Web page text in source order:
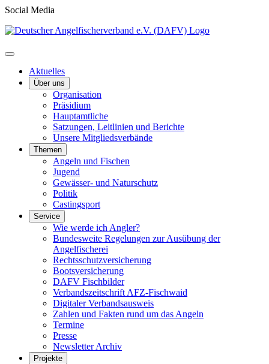
Social Media
Aktuelles
Über uns
Organisation
Präsidium
Hauptamtliche
Satzungen, Leitlinien und Berichte
Unsere Mitgliedsverbände
Themen
Angeln und Fischen
Jugend
Gewässer- und Naturschutz
Politik
Castingsport
Service
Wie werde ich Angler?
Bundesweite Regelungen zur Ausübung der
Angelfischerei
Rechtsschutzversicherung
Bootsversicherung
DAFV Fischbilder
Verbandszeitschrift AFZ-Fischwaid
Digitaler Verbandsausweis
Zahlen und Fakten rund um das Angeln
Termine
Presse
Newsletter Archiv
Projekte